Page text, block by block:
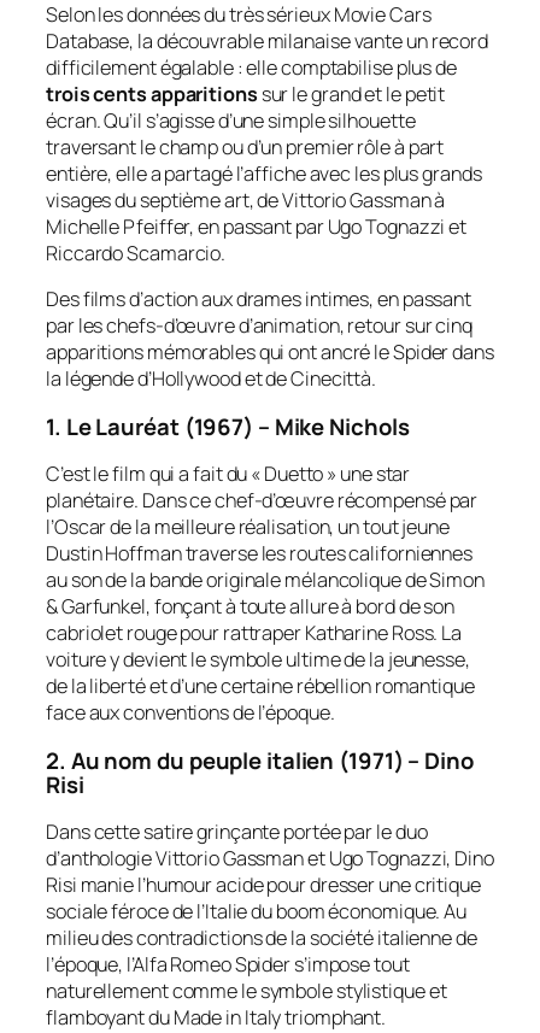
Selon les données du très sérieuxMovie Cars
Database, la découvrable milanaise vante un record
difficilement égalable : elle comptabilise plus de
trois cents apparitions sur le grand et le petit
écran. Qu’il s’agisse d’une simple silhouette
traversant le champ ou d’un premier rôle à part
entière, elle a partagé l’affiche avec les plus grands
visages du septième art, de Vittorio Gassman à
Michelle Pfeiffer, en passant par Ugo Tognazzi et
Riccardo Scamarcio.
Des films d’action aux drames intimes, en passant
par les chefs-d’œuvre d’animation, retour sur cinq
apparitions mémorables qui ont ancré le Spider dans
la légende d’Hollywood et de Cinecittà.
1. Le Lauréat (1967) – Mike Nichols
C’est le film qui a fait du « Duetto » une star
planétaire. Dans ce chef-d’œuvre récompensé par
l’Oscar de la meilleure réalisation, un tout jeune
Dustin Hoffman traverse les routes californiennes
au son de la bande originale mélancolique de Simon
& Garfunkel, fonçant à toute allure à bord de son
cabriolet rouge pour rattraper Katharine Ross. La
voiture y devient le symbole ultime de la jeunesse,
de la liberté et d’une certaine rébellion romantique
face aux conventions de l’époque.
2. Au nom du peuple italien (1971) – Dino
Risi
Dans cette satire grinçante portée par le duo
d’anthologie Vittorio Gassman et Ugo Tognazzi, Dino
Risi manie l’humour acide pour dresser une critique
sociale féroce de l’Italie du boom économique. Au
milieu des contradictions de la société italienne de
l’époque, l’Alfa Romeo Spider s’impose tout
naturellement comme le symbole stylistique et
flamboyant duMade in Italytriomphant.